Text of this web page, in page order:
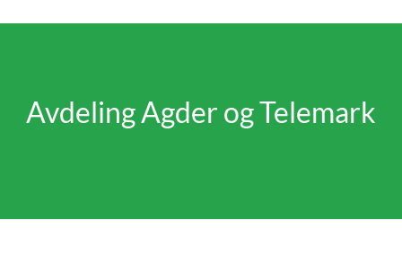
Avdeling Agder og Telemark